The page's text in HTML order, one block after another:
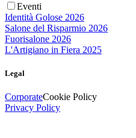
Eventi
Identità Golose 2026
Salone del Risparmio 2026
Fuorisalone 2026
L'Artigiano in Fiera 2025
Legal
CorporateCookie Policy
Privacy Policy